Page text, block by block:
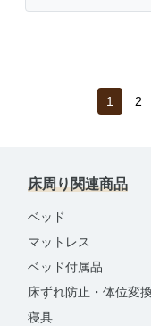
1 2
床周り関連商品
ベッド
マットレス
ベッド付属品
床ずれ防止・体位変
寝具